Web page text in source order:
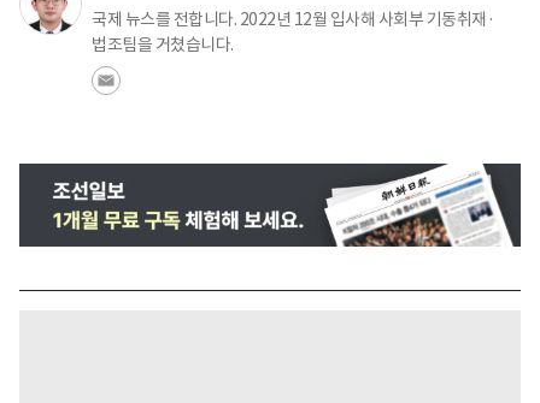
국제 뉴스를 전합니다. 2022년 12월 입사해 사회부 기동취재·
법조팀을 거쳤습니다.